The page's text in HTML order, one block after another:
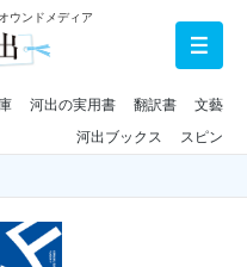
ウンドメディア
河出の実用書 翻訳書
文藝
河出ブックス
スピン